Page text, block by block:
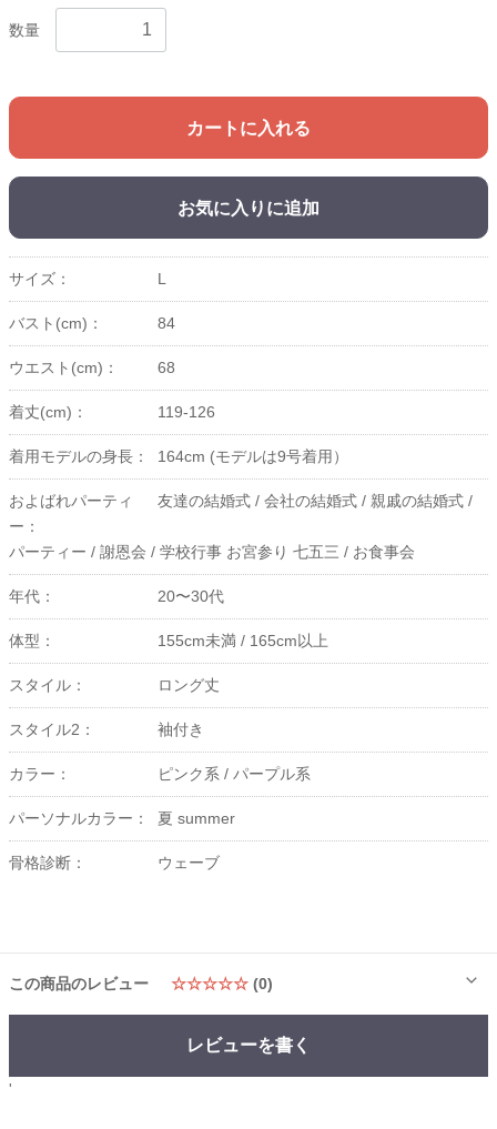
数量
カートに入れる
お気に入りに追加
サイズ： L
バスト(cm)： 84
ウエスト(cm)： 68
着丈(cm)： 119-126
着用モデルの身長： 164cm (モデルは9号着用）
およばれパーティ
ー：
友達の結婚式 / 会社の結婚式 / 親戚の結婚式 /
パーティー / 謝恩会 / 学校行事 お宮参り 七五三 / お食事会
年代： 20〜30代
体型： 155cm未満 / 165cm以上
スタイル： ロング丈
スタイル2： 袖付き
カラー： ピンク系 / パープル系
パーソナルカラー： 夏 summer
骨格診断： ウェーブ
この商品のレビュー ☆☆☆☆☆ (0)
レビューを書く
'